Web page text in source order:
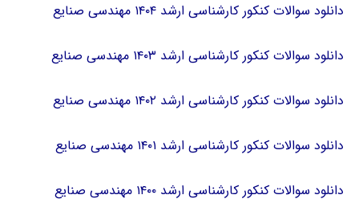
دانلود سوالات کنکور کارشناسی ارشد ۱۴۰۴ مهندسی صنایع
دانلود سوالات کنکور کارشناسی ارشد ۱۴۰۳ مهندسی صنایع
دانلود سوالات کنکور کارشناسی ارشد ۱۴۰۲ مهندسی صنایع
دانلود سوالات کنکور کارشناسی ارشد ۱۴۰۱ مهندسی صنایع
دانلود سوالات کنکور کارشناسی ارشد ۱۴۰۰ مهندسی صنایع